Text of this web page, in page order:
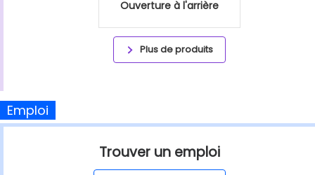
Ouverture à l'arrière
Plus de produits
Emploi
Trouver un emploi